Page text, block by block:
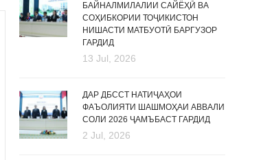
БАЙНАЛМИЛАЛИИ САЙЁҲӢ ВА
СОҲИБКОРИИ ТОҶИКИСТОН
НИШАСТИ МАТБУОТӢ БАРГУЗОР
ГАРДИД
13 Jul, 2026
ДАР ДБССТ НАТИҶАҲОИ
ФАЪОЛИЯТИ ШАШМОҲАИ АВВАЛИ
СОЛИ 2026 ҶАМЪБАСТ ГАРДИД
2 Jul, 2026